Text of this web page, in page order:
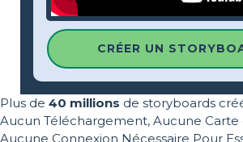
CRÉER UN
Plus de 40 millions de storyboards
Aucun Téléchargement, Aucune Carte
Aucune Connexion Nécessaire Pour